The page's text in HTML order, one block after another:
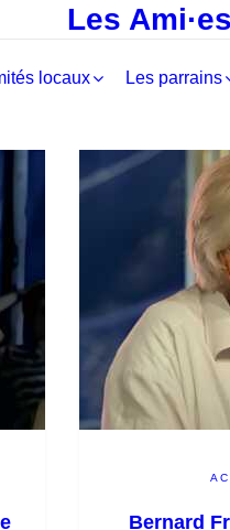
Les
locaux Les parrains
Bernard